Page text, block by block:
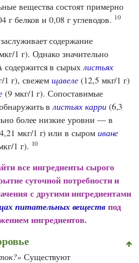
вещества состоят примерно
г белков и 0,08 г углеводов. 10
содержание
1 г). Однако значительно
содержится в сырыхлистьях
1 г), свежем щавеле (12,5 мкг/1 г)
(9 мкг/1 г). Сопоставимые
влистьях карри(6,3
более низкие уровни — в
мкг/1 г) или в сыром иване
1 г). 10
все ингредиенты сырого
суточной потребности и
с другими ингредиентами
питательных веществ под
ингредиентов.
Существуют